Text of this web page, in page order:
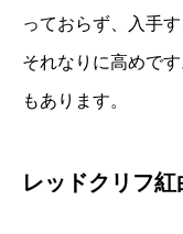
っておらず、入手
それなりに高めで
もあります。
レッドクリフ